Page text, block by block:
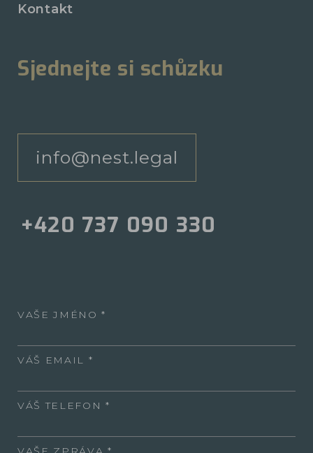
Kontakt
Sjednejte si schůzku
info@nest.legal
+420 737 090 330
VAŠE JMÉNO
VÁŠ EMAIL
VÁŠ TELEFON